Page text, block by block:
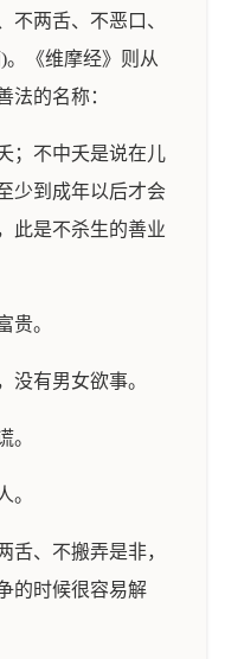
不两舌、不恶口、
《维摩经》则从
法的名称：
；不中夭是说在儿
少到成年以后才会
此是不杀生的善业
贵。
没有男女欲事。
。
。
舌、不搬弄是非，
的时候很容易解